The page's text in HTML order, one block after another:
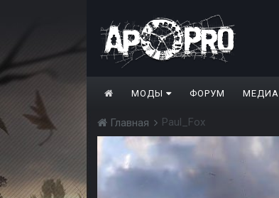
МОДЫ ФОРУМ МЕДИА
Главная Paul_Fox